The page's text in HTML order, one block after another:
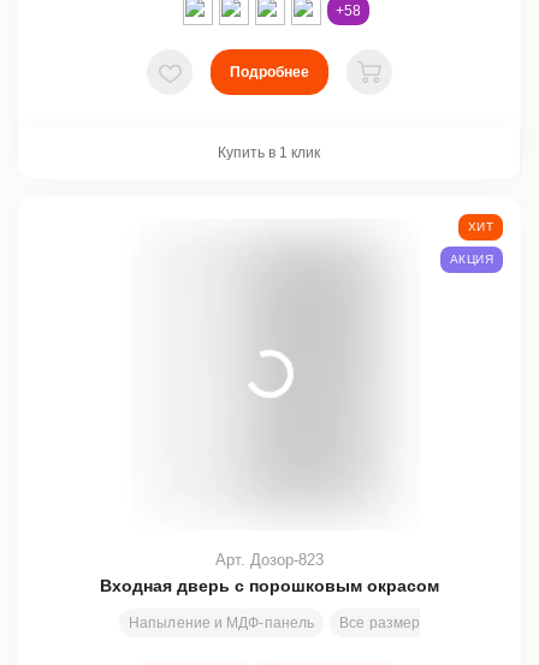
+58
В избранное
Подробнее
В корзину
Купить в 1 клик
Входная дверь с порошковым окрасом
Напыление и МДФ-панель Все размеры
Арт. Дозор-823
ХИТ
АКЦИЯ